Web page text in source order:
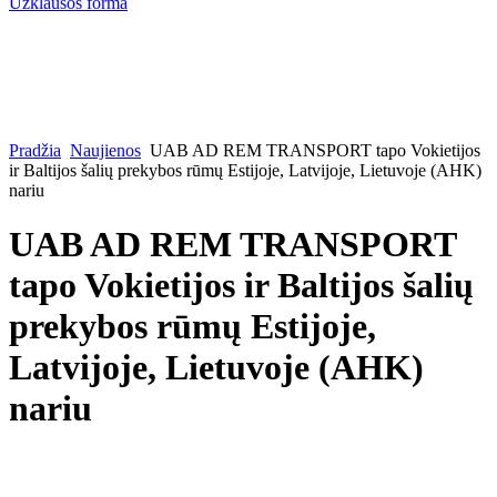
Pradžia Naujienos UAB AD REM TRANSPORT tapo Vokietijos
ir Baltijos šalių prekybos rūmų Estijoje, Latvijoje, Lietuvoje (AHK)
nariu
UAB AD REM TRANSPORT
tapo Vokietijos ir Baltijos šalių
prekybos rūmų Estijoje,
Latvijoje, Lietuvoje (AHK)
nariu